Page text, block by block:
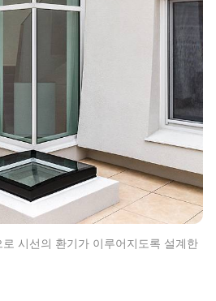
시선의 환기가 이루어지도록 설계한